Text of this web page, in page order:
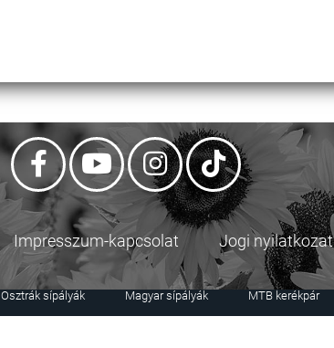
Impresszum-kapcsolat Jogi nyilatkozat
Osztrák sípályák Magyar sípályák MTB kerékpár